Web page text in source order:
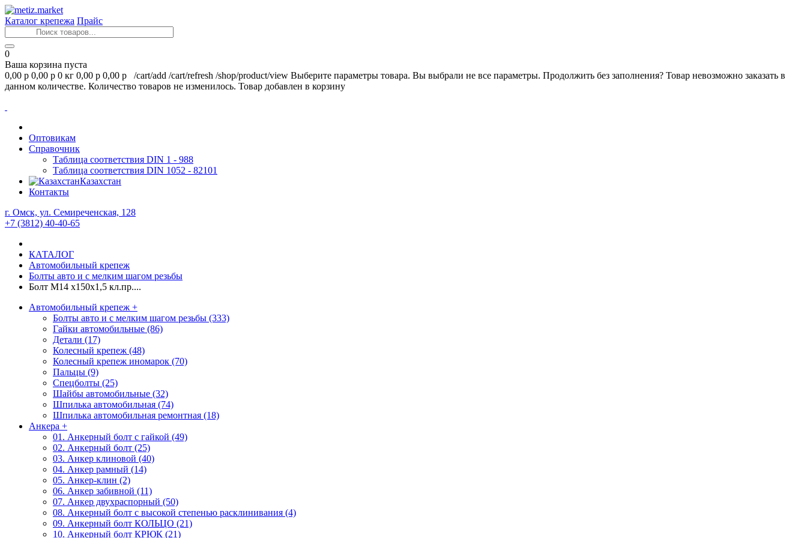
Каталог крепежа Прайс
0
Ваша корзина пуста
0,00 р 0,00 р 0 кг 0,00 р 0,00 р /cart/add /cart/refresh /shop/product/view Выберите параметры товара. Вы выбрали не все параметры. Продолжить без заполнения? Товар невозможно заказать в
данном количестве. Количество товаров не изменилось. Товар добавлен в корзину
Оптовикам
Справочник
Таблица соответствия DIN 1 - 988
Таблица соответствия DIN 1052 - 82101
Казахстан
Контакты
г. Омск, ул. Семиреченская, 128
+7 (3812) 40-40-65
КАТАЛОГ
Автомобильный крепеж
Болты авто и с мелким шагом резьбы
Болт М14 х150х1,5 кл.пр....
Автомобильный крепеж +
Болты авто и с мелким шагом резьбы (333)
Гайки автомобильные (86)
Детали (17)
Колесный крепеж (48)
Колесный крепеж иномарок (70)
Пальцы (9)
Спецболты (25)
Шайбы автомобильные (32)
Шпилька автомобильная (74)
Шпилька автомобильная ремонтная (18)
Анкера +
01. Анкерный болт с гайкой (49)
02. Анкерный болт (25)
03. Анкер клиновой (40)
04. Анкер рамный (14)
05. Анкер-клин (2)
06. Анкер забивной (11)
07. Анкер двухраспорный (50)
08. Анкерный болт с высокой степенью расклинивания (4)
09. Анкерный болт КОЛЬЦО (21)
10. Анкерный болт КРЮК (21)